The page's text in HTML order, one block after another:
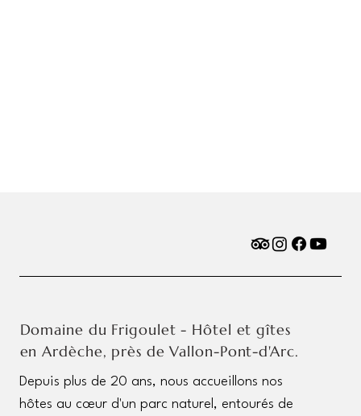
Domaine du Frigoulet - Hôtel et gîtes
en Ardèche, près de Vallon-Pont-d'Arc.
Depuis plus de 20 ans, nous accueillons nos
hôtes au cœur d'un parc naturel, entourés de